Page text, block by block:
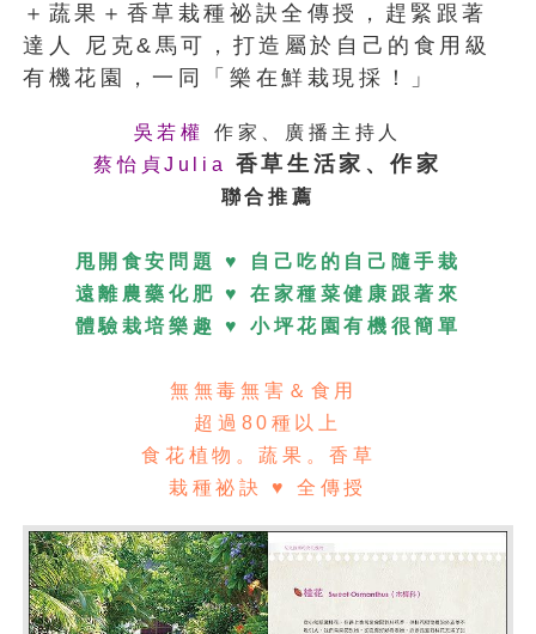
＋蔬果＋香草栽種祕訣全傳授，趕緊跟著
達人 尼克&馬可，打造屬於自己的食用級
有機花園，一同「樂在鮮栽現採！」
吳若權
作家、廣播主持人
蔡怡貞Julia 香草生活家、作家
聯合推薦
甩開食安問題 ♥ 自己吃的自己隨手栽
遠離農藥化肥 ♥ 在家種菜健康跟著來
體驗栽培樂趣 ♥ 小坪花園有機很簡單
無無毒無害＆食用
超過80種以上
食花植物。蔬果。香草
栽種祕訣 ♥全傳授